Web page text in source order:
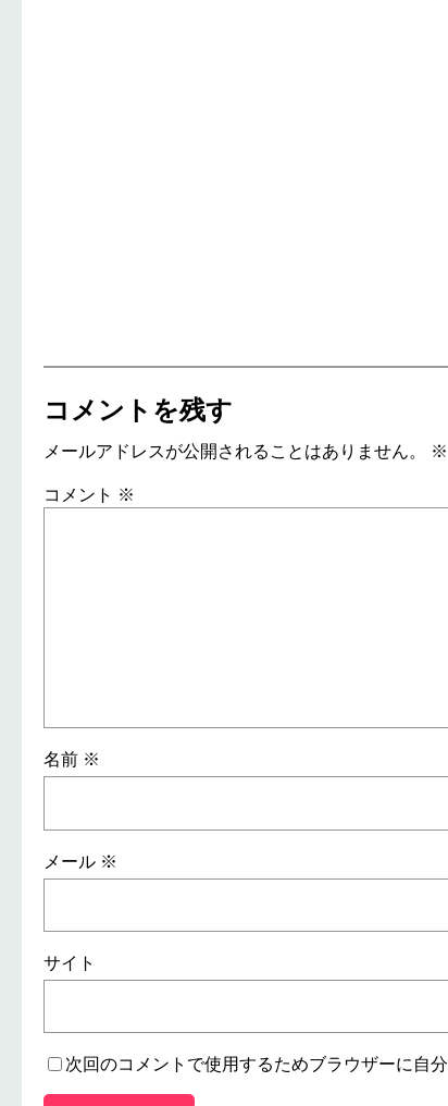
コメントを残す
メールアドレスが公開されることはありません。 ※
コメント ※
名前 ※
メール ※
サイト
次回のコメントで使用するためブラウザーに自